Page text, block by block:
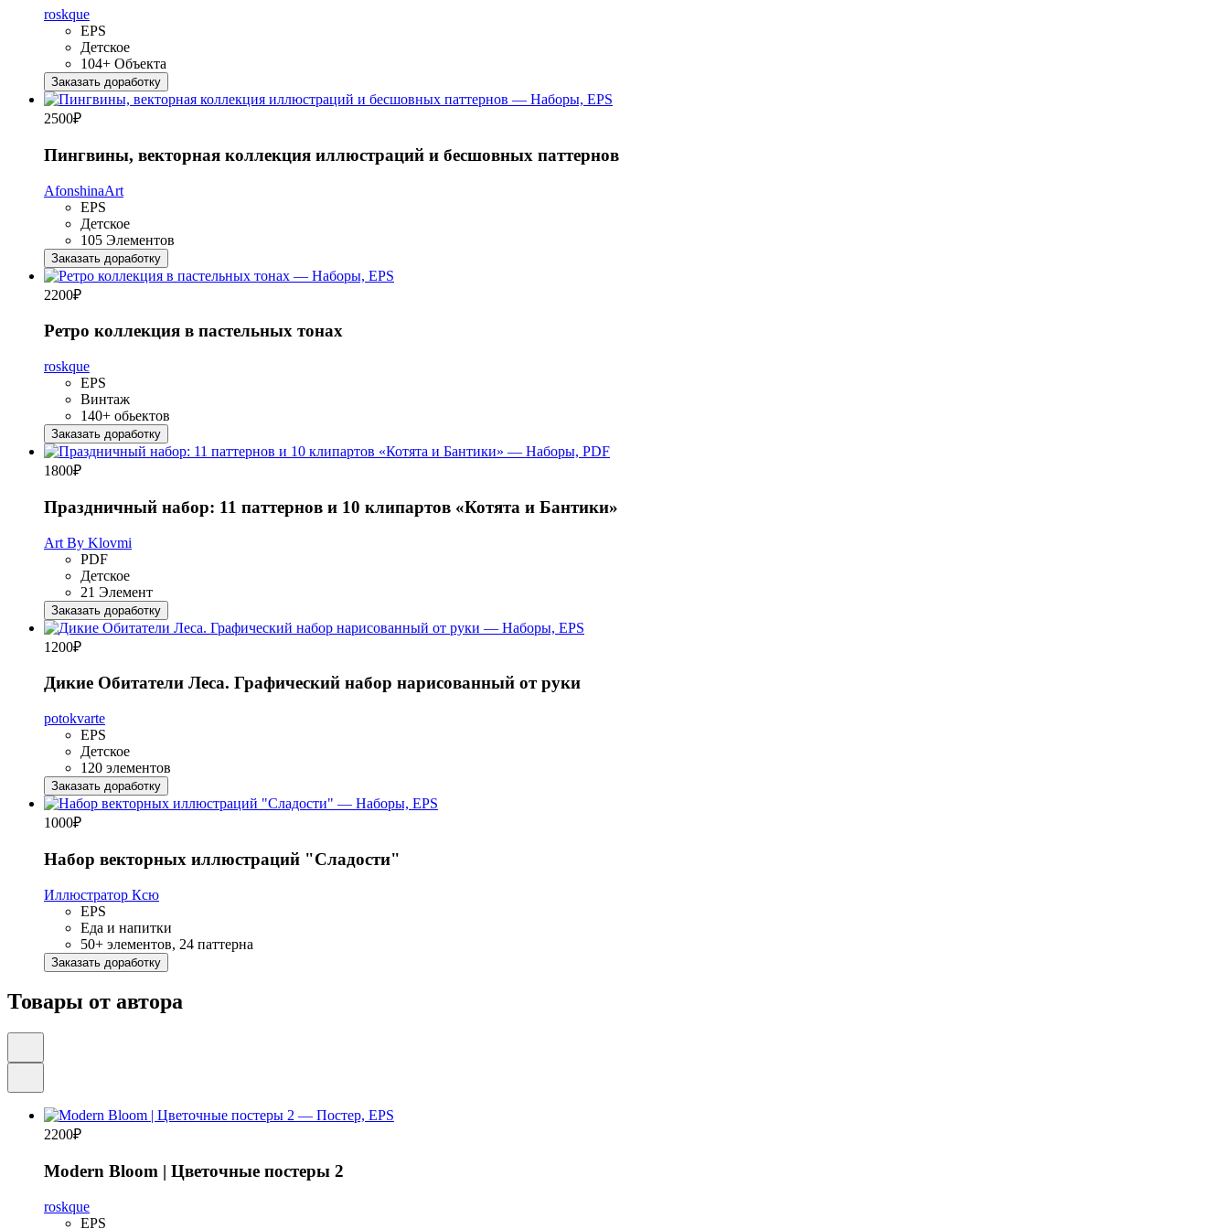
roskque
EPS
Детское
104+ Объекта
Заказать доработку
2500₽
Пингвины, векторная коллекция иллюстраций и бесшовных паттернов
AfonshinaArt
EPS
Детское
105 Элементов
Заказать доработку
2200₽
Ретро коллекция в пастельных тонах
roskque
EPS
Винтаж
140+ обьектов
Заказать доработку
1800₽
Праздничный набор: 11 паттернов и 10 клипартов «Котята и Бантики»
Art By Klovmi
PDF
Детское
21 Элемент
Заказать доработку
1200₽
Дикие Обитатели Леса. Графический набор нарисованный от руки
potokvarte
EPS
Детское
120 элементов
Заказать доработку
1000₽
Набор векторных иллюстраций "Сладости"
Иллюстратор Ксю
EPS
Еда и напитки
50+ элементов, 24 паттерна
Заказать доработку
Товары от автора
2200₽
Modern Bloom | Цветочные постеры 2
roskque
EPS